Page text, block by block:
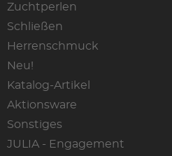
Zuchtperlen
Schließen
Herrenschmuck
Neu!
Katalog-Artikel
Aktionsware
Sonstiges
JULIA - Engagement